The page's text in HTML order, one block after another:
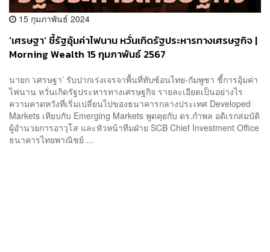
15 กุมภาพันธ์ 2024
‘เศรษฐา’ ชี้รัฐอุ้มค่าไฟนาน หวั่นเกิดรัฐประหารทางเศรษฐกิจ |
Morning Wealth 15 กุมภาพันธ์ 2567
นายก ‘เศรษฐา’ รับปากเร่งเจรจาพื้นที่ทับซ้อนไทย-กัมพูชา ชี้การอุ้มค่า
ไฟนาน หวั่นเกิดรัฐประหารทางเศรษฐกิจ รายละเอียดเป็นอย่างไร
ความคาดหวังที่เริ่มเปลี่ยนไปของธนาคารกลางประเทศ Developed
Markets เทียบกับ Emerging Markets พูดคุยกับ ดร.กำพล อดิเรกสมบัติ
ผู้อำนวยการอาวุโส และหัวหน้าทีมฝ่าย SCB Chief Investment Office
ธนาคารไทยพาณิชย์ ...